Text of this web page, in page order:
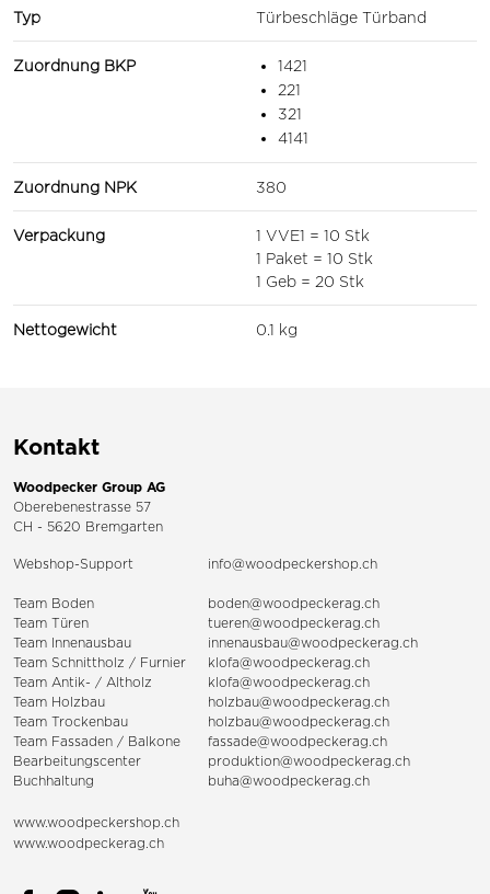
Typ Türbeschläge Türband
Zuordnung BKP
1421
221
321
4141
Zuordnung NPK 380
Verpackung
1 VVE1 = 10 Stk
1 Paket = 10 Stk
1 Geb = 20 Stk
Nettogewicht 0.1 kg
Kontakt
Woodpecker Group AG
Oberebenestrasse 57
CH - 5620 Bremgarten
Webshop-Support info@woodpeckershop.ch
Team Boden
boden@woodpeckerag.ch
Team Türen
tueren@woodpeckerag.ch
Team Innenausbau
innenausbau@woodpeckerag.ch
Team Schnittholz / Furnier
klofa@woodpeckerag.ch
Team Antik- / Altholz
klofa@woodpeckerag.ch
Team Holzbau
holzbau@woodpeckerag.ch
Team Trockenbau
holzbau@woodpeckerag.ch
Team Fassaden / Balkone
fassade@woodpeckerag.ch
Bearbeitungscenter
produktion@woodpeckerag.ch
Buchhaltung
buha@woodpeckerag.ch
www.woodpeckershop.ch
www.woodpeckerag.ch